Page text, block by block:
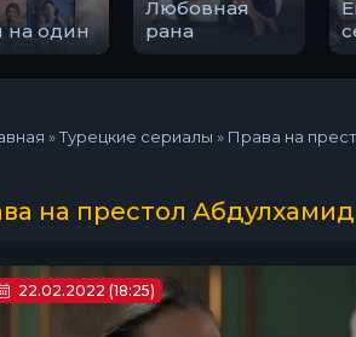
на один
Любовная
рана
»Турецкие сериалы » Права на
на престол Абдулхамид
22.02.2022 (18:25)